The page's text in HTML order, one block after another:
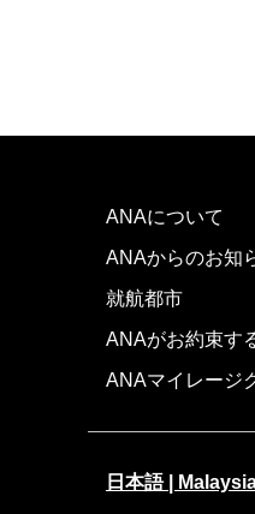
ANAについて
ANAからのお知
就航都市
ANAがお約束す
ANAマイレージ
日本語 |